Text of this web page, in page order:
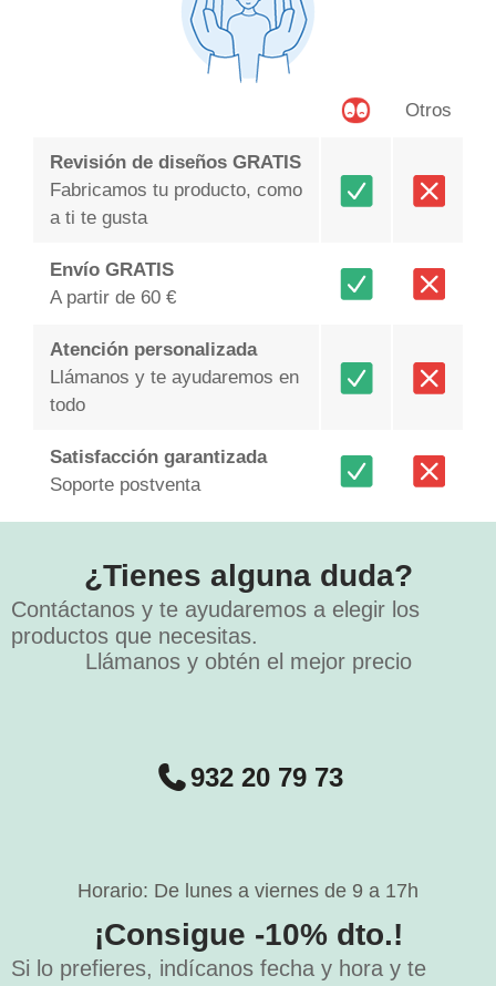
Otros
Revisión de diseños GRATIS
Fabricamos tu producto, como
a ti te gusta
Envío GRATIS
A partir de 60 €
Atención personalizada
Llámanos y te ayudaremos en
todo
Satisfacción garantizada
Soporte postventa
¿Tienes alguna duda?
Contáctanos y te ayudaremos a elegir los
productos que necesitas.
Llámanos y obtén el mejor precio
932 20 79 73
Horario: De lunes a viernes de 9 a 17h
¡Consigue -10% dto.!
Si lo prefieres, indícanos fecha y hora y te